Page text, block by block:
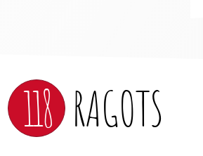
118 RAGOTS